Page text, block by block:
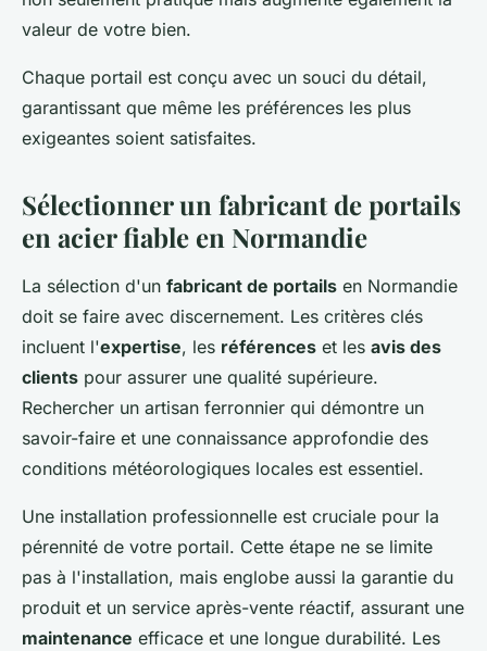
valeur de votre bien.
Chaque portail est conçu avec un souci du détail,
garantissant que même les préférences les plus
exigeantes soient satisfaites.
Sélectionner un fabricant de portails
en acier fiable en Normandie
La sélection d'un fabricant de portails en Normandie
doit se faire avec discernement. Les critères clés
incluent l'expertise, les références et les avis des
clients pour assurer une qualité supérieure.
Rechercher un artisan ferronnier qui démontre un
savoir-faire et une connaissance approfondie des
conditions météorologiques locales est essentiel.
Une installation professionnelle est cruciale pour la
pérennité de votre portail. Cette étape ne se limite
pas à l'installation, mais englobe aussi la garantie du
produit et un service après-vente réactif, assurant une
maintenance efficace et une longue durabilité. Les